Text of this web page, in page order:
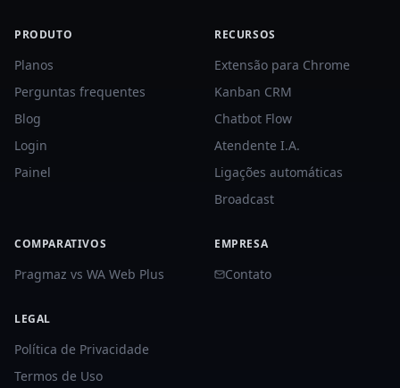
PRODUTO
Planos
Perguntas frequentes
Blog
Login
Painel
RECURSOS
Extensão para Chrome
Kanban CRM
Chatbot Flow
Atendente I.A.
Ligações automáticas
Broadcast
COMPARATIVOS
Pragmaz vs WA Web Plus
EMPRESA
Contato
LEGAL
Política de Privacidade
Termos de Uso